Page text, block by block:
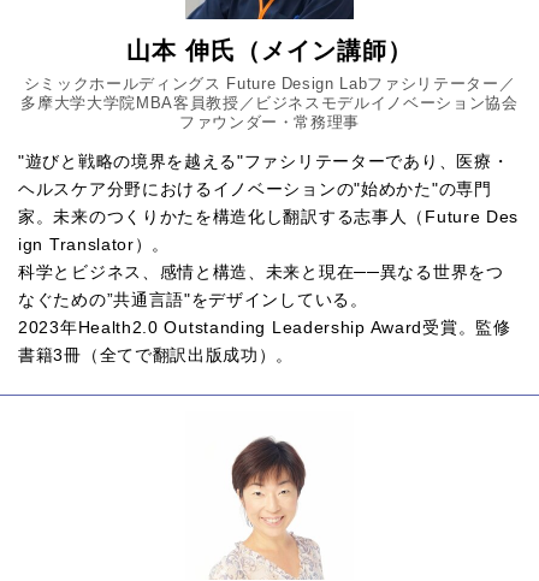
山本 伸氏（メイン講師）
シミックホールディングス Future Design Labファシリテーター／
多摩大学大学院MBA客員教授／ビジネスモデルイノベーション協会
ファウンダー・常務理事
"遊びと戦略の境界を越える"ファシリテーターであり、医療・
ヘルスケア分野におけるイノベーションの"始めかた"の専門
家。未来のつくりかたを構造化し翻訳する志事人（Future Des
ign Translator）。
科学とビジネス、感情と構造、未来と現在──異なる世界をつ
なぐための”共通言語"をデザインしている。
2023年Health2.0 Outstanding Leadership Award受賞。監修
書籍3冊（全てで翻訳出版成功）。